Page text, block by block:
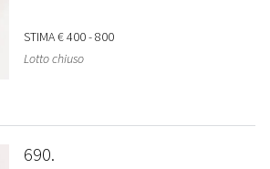
STIMA€ 400 - 800
Lotto chiuso
690